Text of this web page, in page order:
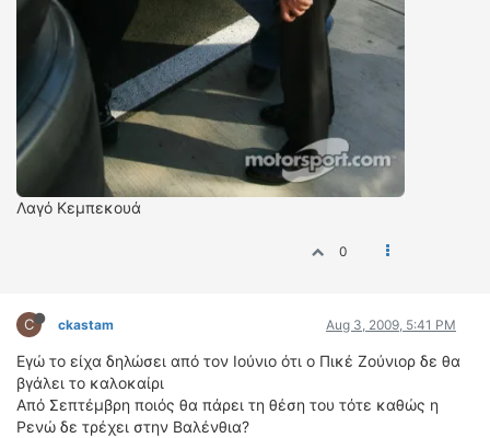
Λαγό Κεμπεκουά
0
C ckastam Aug 3, 2009, 5:41 PM
Εγώ το είχα δηλώσει από τον Ιούνιο ότι ο Πικέ Ζούνιορ δε θα
βγάλει το καλοκαίρι
Από Σεπτέμβρη ποιός θα πάρει τη θέση του τότε καθώς η
Ρενώ δε τρέχει στην Βαλένθια?